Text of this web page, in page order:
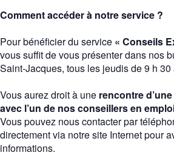
Comment accéder à notre service ?
Pour bénéficier du service « Conseils
vous suffit de vous présenter dans nos
Saint-Jacques, tous les jeudis de 9 h 30
Vous aurez droit à une rencontre
avec l’un de nos conseillers en
Vous pouvez nous contacter par
directement via notre site Internet pour
informations.